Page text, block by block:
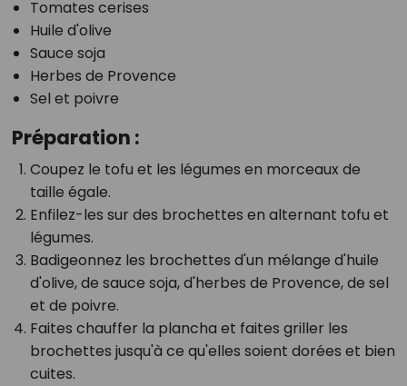
Tomates cerises
Huile d'olive
Sauce soja
Herbes de Provence
Sel et poivre
Préparation :
Coupez le tofu et les légumes en morceaux de
taille égale.
Enfilez-les sur des brochettes en alternant tofu et
légumes.
Badigeonnez les brochettes d'un mélange d'huile
d'olive, de sauce soja, d'herbes de Provence, de sel
et de poivre.
Faites chauffer la plancha et faites griller les
brochettes jusqu'à ce qu'elles soient dorées et bien
cuites.